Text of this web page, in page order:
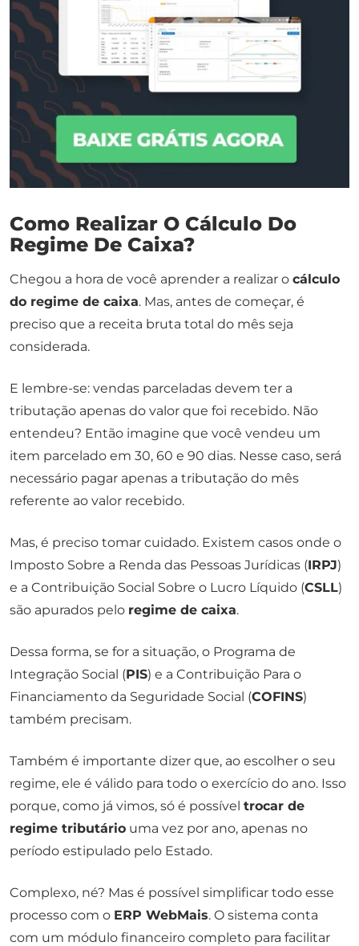
Como Realizar O Cálculo Do
Regime De Caixa?
Chegou a hora de você aprender a realizar o cálculo
do regime de caixa. Mas, antes de começar, é
preciso que a receita bruta total do mês seja
considerada.
E lembre-se: vendas parceladas devem ter a
tributação apenas do valor que foi recebido. Não
entendeu? Então imagine que você vendeu um
item parcelado em 30, 60 e 90 dias. Nesse caso, será
necessário pagar apenas a tributação do mês
referente ao valor recebido.
Mas, é preciso tomar cuidado. Existem casos onde o
Imposto Sobre a Renda das Pessoas Jurídicas (IRPJ)
e a Contribuição Social Sobre o Lucro Líquido (CSLL)
são apurados pelo regime de caixa.
Dessa forma, se for a situação, o Programa de
Integração Social (PIS) e a Contribuição Para o
Financiamento da Seguridade Social (COFINS)
também precisam.
Também é importante dizer que, ao escolher o seu
regime, ele é válido para todo o exercício do ano. Isso
porque, como já vimos, só é possível trocar de
regime tributário uma vez por ano, apenas no
período estipulado pelo Estado.
Complexo, né? Mas é possível simplificar todo esse
processo com o ERP WebMais. O sistema conta
com um módulo financeiro completo para facilitar